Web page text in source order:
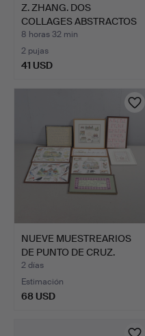
Z. ZHANG. DOS
COLLAGES ABSTRACTOS
SIN TÍTU…
8 horas 32 min
2 pujas
41 USD
NUEVE MUESTREARIOS
DE PUNTO DE CRUZ.
2 días
Estimación
68 USD